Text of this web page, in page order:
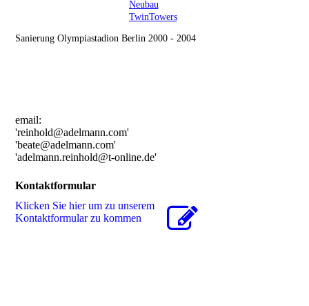
Neubau
TwinTowers
Sanierung Olympiastadion Berlin 2000 - 2004
email:
'reinhold@adelmann.com'
'beate@adelmann.com'
'adelmann.reinhold@t-online.de'
Kontaktformular
Klicken Sie hier um zu unserem
Kon­takt­for­mu­lar zu kommen